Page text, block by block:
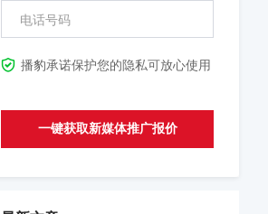
播豹承诺保护您的隐私可放心使用
一键获取新媒体推广报价